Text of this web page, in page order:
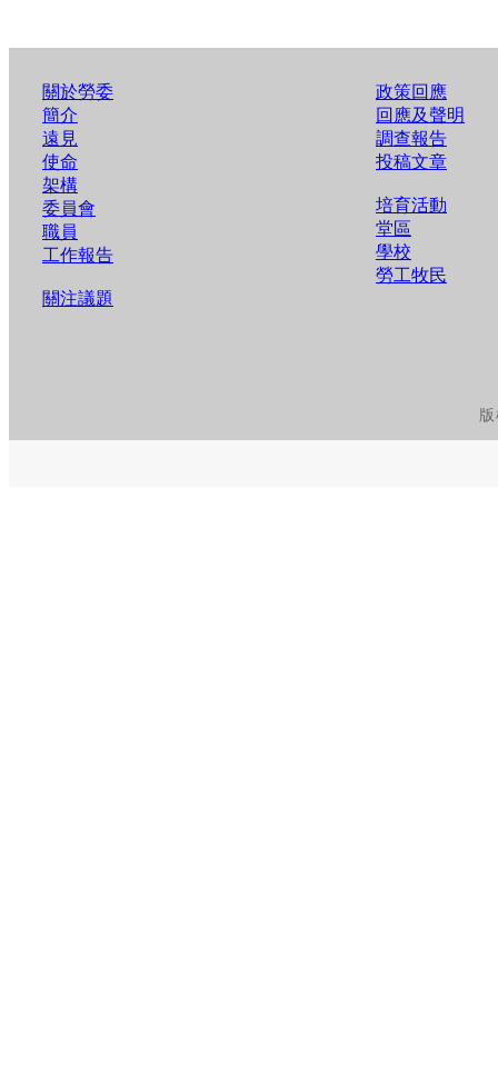
關於勞委
簡介
遠見
使命
架構
委員會
職員
工作報告
關注議題
政策回應
回應及聲明
調查報告
投稿文章
培育活動
堂區
學校
勞工牧民